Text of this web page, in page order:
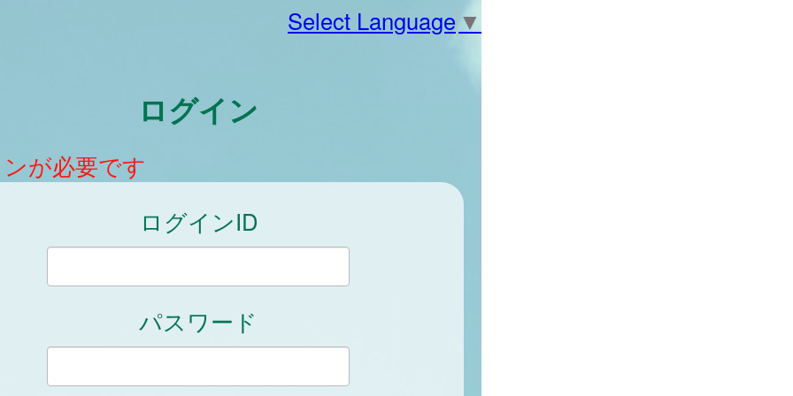
Select Language ▼
ログイン
が必要です
ログインID
パスワード